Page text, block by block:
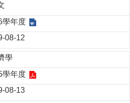
學年度
08-12
學
學年度
08-13